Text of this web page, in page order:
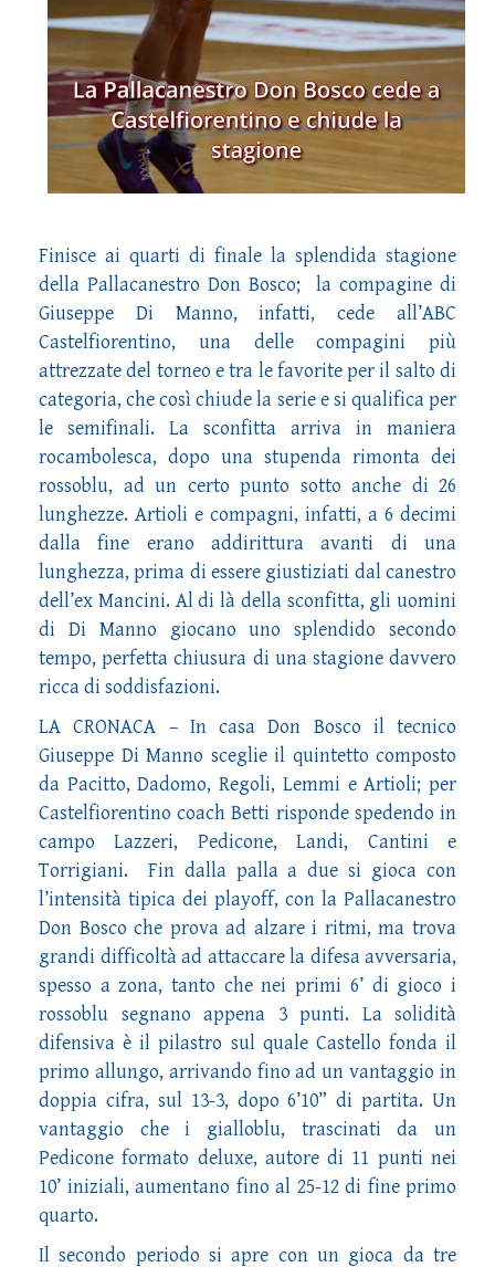
Finisce ai quarti di finale la splendida stagione
della Pallacanestro Don Bosco; la compagine di
Giuseppe Di Manno, infatti, cede all’ABC
Castelfiorentino, una delle compagini più
attrezzate del torneo e tra le favorite per il salto di
categoria, che così chiude la serie e si qualifica per
le semifinali. La sconfitta arriva in maniera
rocambolesca, dopo una stupenda rimonta dei
rossoblu, ad un certo punto sotto anche di 26
lunghezze. Artioli e compagni, infatti, a 6 decimi
dalla fine erano addirittura avanti di una
lunghezza, prima di essere giustiziati dal canestro
dell’ex Mancini. Al di là della sconfitta, gli uomini
di Di Manno giocano uno splendido secondo
tempo, perfetta chiusura di una stagione davvero
ricca di soddisfazioni.
LA CRONACA – In casa Don Bosco il tecnico
Giuseppe Di Manno sceglie il quintetto composto
da Pacitto, Dadomo, Regoli, Lemmi e Artioli; per
Castelfiorentino coach Betti risponde spedendo in
campo Lazzeri, Pedicone, Landi, Cantini e
Torrigiani. Fin dalla palla a due si gioca con
l’intensità tipica dei playoff, con la Pallacanestro
Don Bosco che prova ad alzare i ritmi, ma trova
grandi difficoltà ad attaccare la difesa avversaria,
spesso a zona, tanto che nei primi 6’ di gioco i
rossoblu segnano appena 3 punti. La solidità
difensiva è il pilastro sul quale Castello fonda il
primo allungo, arrivando fino ad un vantaggio in
doppia cifra, sul 13-3, dopo 6’10” di partita. Un
vantaggio che i gialloblu, trascinati da un
Pedicone formato deluxe, autore di 11 punti nei
10’ iniziali, aumentano fino al 25-12 di fine primo
quarto.
Il secondo periodo si apre con un gioca da tre